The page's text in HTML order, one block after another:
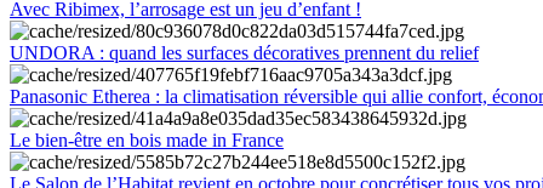
Avec Ribimex, l’arrosage est un jeu d’enfant !
UNDORA : quand les surfaces décoratives prennent du relief
Panasonic Etherea : la climatisation réversible qui allie confort,
Le bien-être en bois made in France